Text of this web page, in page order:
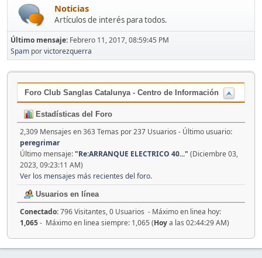
Noticias
Artículos de interés para todos.
Último mensaje: Febrero 11, 2017, 08:59:45 PM
Spam porvictorezquerra
Foro Club Sanglas Catalunya - Centro de Información
Estadísticas del Foro
2,309 Mensajes en 363 Temas por 237 Usuarios - Último usuario:
peregrimar
Último mensaje:"Re:ARRANQUE ELECTRICO 40..." (Diciembre 03,
2023, 09:23:11 AM)
Ver los mensajes más recientes del foro.
Usuarios en línea
Conectado:796 Visitantes, 0 Usuarios - Máximo en linea hoy:
1,065- Máximo en linea siempre: 1,065 (Hoya las 02:44:29 AM)